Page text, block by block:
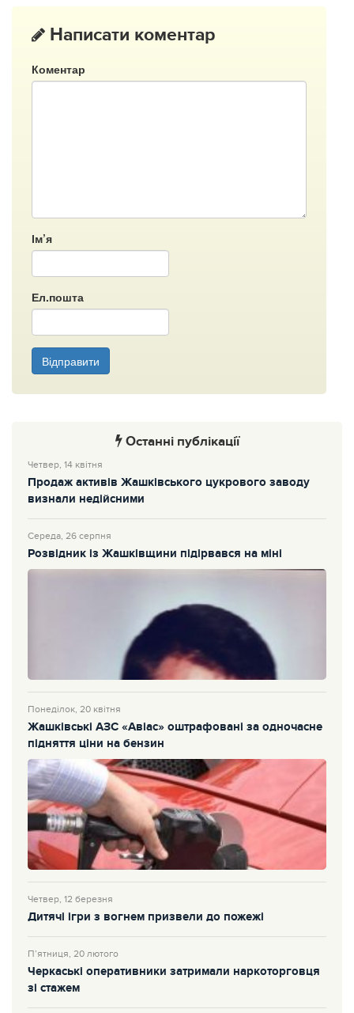
Написати коментар
Коментар
Ім’я
Ел.пошта
Відправити
Останні публікації
Четвер, 14 квітня
Продаж активів Жашківського цукрового заводу
визнали недійсними
Середа, 26 серпня
Розвідник із Жашківщини підірвався на міні
Понеділок, 20 квітня
Жашківські АЗС «Авіас» оштрафовані за одночасне
підняття ціни на бензин
Четвер, 12 березня
Дитячі ігри з вогнем призвели до пожежі
П’ятниця, 20 лютого
Черкаські оперативники затримали наркоторговця
зі стажем